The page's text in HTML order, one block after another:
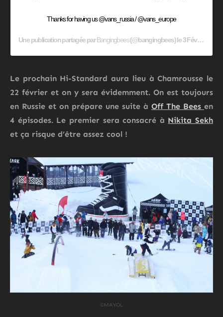
Thanks for having us @vans_russia / @vans_europe
Une publication partagée parBangingbees(@bangingbees) le3 Févr. 2020 à 2 :53 PST
Le prochain Hi-Standard aura lieu à Chamrousse le
22 février et on y sera évidemment. On est toujours
en Russie et on prépare une suite à Off The Bees en
4 épisodes. Le premier sera consacré à Nikita Sekh
et ça risque d’être assez cool !
©MAYOL